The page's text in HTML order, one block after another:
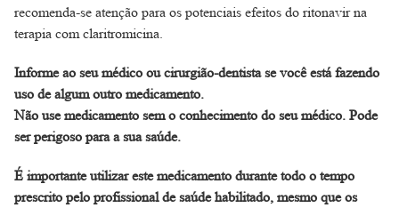
recomenda-se atenção para os potenciais efeitos do ritonavir na
terapia com claritromicina.
Informe ao seu médico ou cirurgião-dentista se você está fazendo
uso de algum outro medicamento.
Não use medicamento sem o conhecimento do seu médico. Pode
ser perigoso para a sua saúde.
É importante utilizar este medicamento durante todo o tempo
prescrito pelo profissional de saúde habilitado, mesmo que os